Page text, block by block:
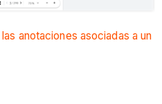
las anotaciones asociadas a un